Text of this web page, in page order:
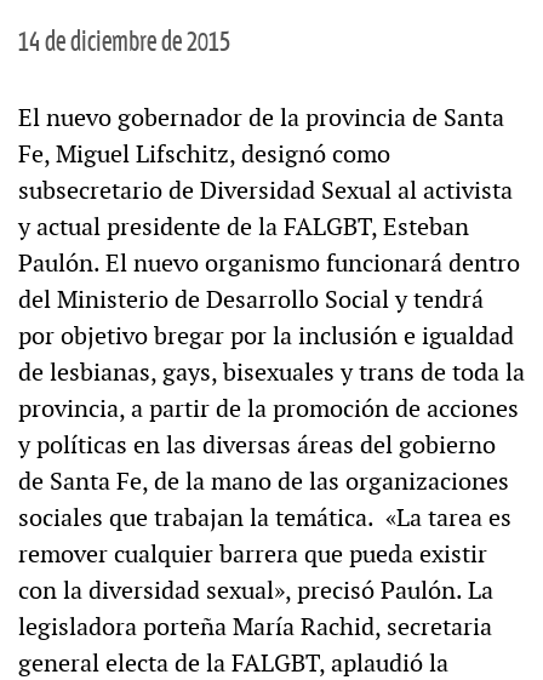
14 de diciembre de 2015
El nuevo gobernador de la provincia de Santa
Fe, Miguel Lifschitz, designó como
subsecretario de Diversidad Sexual al activista
y actual presidente de la FALGBT, Esteban
Paulón. El nuevo organismo funcionará dentro
del Ministerio de Desarrollo Social y tendrá
por objetivo bregar por la inclusión e igualdad
de lesbianas, gays, bisexuales y trans de toda la
provincia, a partir de la promoción de acciones
y políticas en las diversas áreas del gobierno
de Santa Fe, de la mano de las organizaciones
sociales que trabajan la temática. «La tarea es
remover cualquier barrera que pueda existir
con la diversidad sexual», precisó Paulón. La
legisladora porteña María Rachid, secretaria
general electa de la FALGBT, aplaudió la